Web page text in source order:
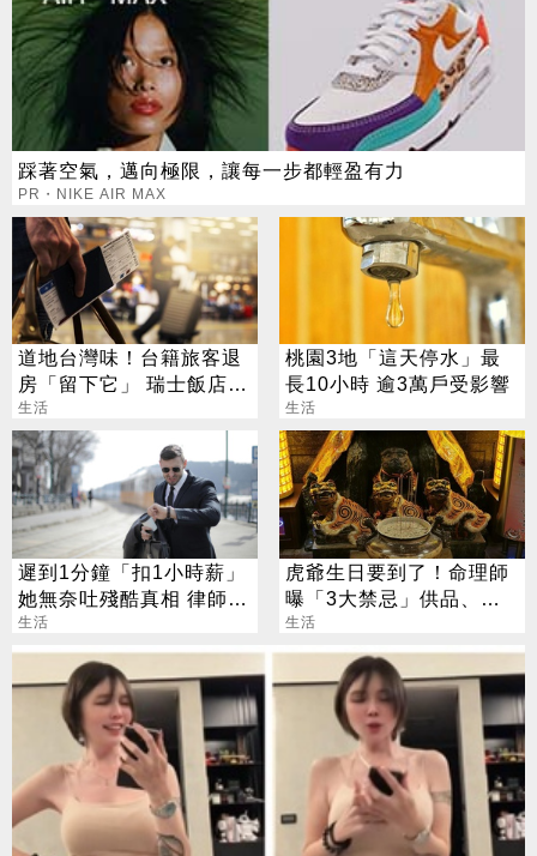
踩著空氣，邁向極限，讓每一步都輕盈有力
PR・NIKE AIR MAX
道地台灣味！台籍旅客退
房「留下它」 瑞士飯店員
工吃上癮
生活
桃園3地「這天停水」最
長10小時 逾3萬戶受影響
生活
遲到1分鐘「扣1小時薪」
她無奈吐殘酷真相 律師說
話了
生活
虎爺生日要到了！命理師
曝「3大禁忌」供品、拜
法一次看
生活